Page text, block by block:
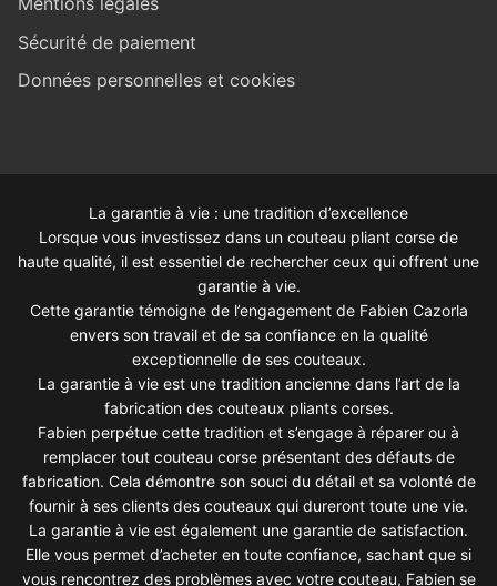
Sécurité de paiement
Données personnelles et cookies
La garantie à vie : une tradition d’excellence
Lorsque vous investissez dans un couteau pliant corse de
haute qualité, il est essentiel de rechercher ceux qui offrent une
garantie à vie.
Cette garantie témoigne de l’engagement de Fabien Cazorla
envers son travail et de sa confiance en la qualité
exceptionnelle de ses couteaux.
La garantie à vie est une tradition ancienne dans l’art de la
fabrication des couteaux pliants corses.
Fabien perpétue cette tradition et s’engage à réparer ou à
remplacer tout couteau corse présentant des défauts de
fabrication. Cela démontre son souci du détail et sa volonté de
fournir à ses clients des couteaux qui dureront toute une vie.
La garantie à vie est également une garantie de satisfaction.
Elle vous permet d’acheter en toute confiance, sachant que si
vous rencontrez des problèmes avec votre couteau, Fabien se